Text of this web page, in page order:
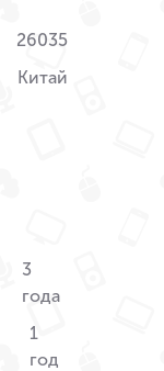
26035
Китай
3
года
1
год